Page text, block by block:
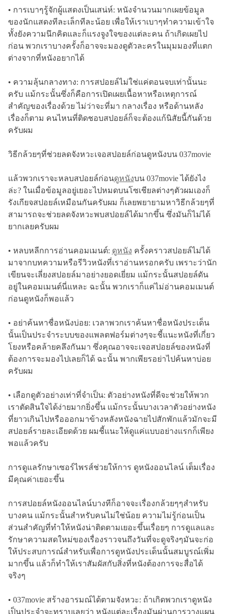
• การเบาๆรู้จักผู้แสดงเป็นเสน่ห์: หนังจำนวนมากเผยข้อมูล
ของนักแสดงทีละเล็กทีละน้อย เพื่อให้เราเบาๆทำความเข้าใจ
ทั้งยังความนึกคิดและก็แรงจูงใจของแต่ละคน ถ้าเกิดเผยไป
ก่อน พวกเราบางครั้งก็อาจจะมองดูตัวละครในมุมมองที่แตก
ต่างจากที่หนังอยากได้
• ความลุ้นกลางทาง: การสปอยล์ไม่ใช่แค่ตอนจบเท่านั้นนะ
ครับ แม้กระนั้นซึ่งก็คือการเปิดเผยเนื้อหาหรือเหตุการณ์
สำคัญของเรื่องด้วย ไม่ว่าจะที่มา กลางเรื่อง หรือด้านหลัง
เรื่องก็ตาม คนไหนที่ติดชอบสปอยล์ก็จะต้องแก้นิสัยนี้กันด้วย
ครับผม
วิธีกล้วยๆที่ช่วยลดจังหวะเจอสปอยล์ก่อนดูหนังบน 037movie
แล้วพวกเราจะหลบสปอยล์ก่อนดูหนังบน 037movie ได้ยังไง
ล่ะ? ในเมื่อข้อมูลอยู่เยอะไปหมดบนโซเชียลต่างๆตัวผมเองก็
รังเกียจสปอยล์เหมือนกันครับผม ก็เลยพยายามหาวิธีกล้วยๆที่
สามารถจะช่วยลดจังหวะพบสปอยล์ได้มากขึ้น ซึ่งมันก็ไม่ได้
ยากเลยครับผม
• หลบหลีกการอ่านคอมเมนต์: ดูหนัง ครั้งคราวสปอยล์ไม่ได้
มาจากบทความหรือรีวิวหนังที่เราอ่านหรอกครับ เพราะว่านัก
เขียนจะเลี่ยงสปอยล์มาอย่างยอดเยี่ยม แม้กระนั้นสปอยล์ดัน
อยู่ในคอมเมนต์นี่แหละ ฉะนั้น พวกเราก็แค่ไม่อ่านคอมเมนต์
ก่อนดูหนังก็พอแล้ว
• อย่าค้นหาชื่อหนังบ่อย: เวลาพวกเราค้นหาชื่อหนังประเด็น
นั้นเป็นประจำระบบของแพลตฟอร์มต่างๆจะชี้แนะหนังที่เกี่ยว
โยงหรือคล้ายคลึงกันมา ซึ่งคุณอาจจะเจอสปอยล์ของหนังที่
ต้องการจะมองไปเลยก็ได้ ฉะนั้น พากเพียรอย่าไปค้นหาบ่อย
ครับผม
• เลือกดูตัวอย่างเท่าที่จำเป็น: ตัวอย่างหนังที่ดีจะช่วยให้พวก
เราตัดสินใจได้ง่ายมากยิ่งขึ้น แม้กระนั้นบางเวลาตัวอย่างหนัง
ที่ยาวเกินไปหรือออกมาข้างหลังหนังฉายไปสักพักแล้วมักจะมี
สปอยล์รายละเอียดด้วย ผมชี้แนะให้ดูแค่แบบอย่างแรกก็เพียง
พอแล้วครับ
การดูแลรักษาเซอร์ไพรส์ช่วยให้การ ดูหนังออนไลน์ เต็มเรื่อง
มีคุณค่าเยอะขึ้น
การสปอยล์หนังออนไลน์บางทีก็อาจจะเรื่องกล้วยๆๆสำหรับ
บางคน แม้กระนั้นสำหรับคนไม่ใช่น้อย ความไม่รู้ก่อนเป็น
ส่วนสำคัญที่ทำให้หนังน่าติดตามเยอะขึ้นเรื่อยๆ การดูแลและ
รักษาความสดใหม่ของเรื่องราวจนถึงวันที่จะดูจริงๆมันจะก่อ
ให้ประสบการณ์สำหรับเพื่อการดูหนังประเด็นนั้นสมบูรณ์เพิ่ม
มากขึ้น แล้วก็ทำให้เราสัมผัสกับสิ่งที่หนังต้องการจะสื่อได้
จริงๆ
• 037movie สร้างอารมณ์ได้ตามจังหวะ: ถ้าเกิดพวกเราดูหนัง
เป็นประจำจะทราบเลยว่า หนังแต่ละเรื่องมันผ่านการวางแผน